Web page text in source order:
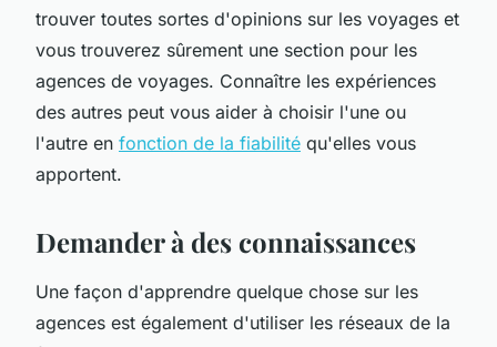
trouver toutes sortes d'opinions sur les voyages et
vous trouverez sûrement une section pour les
agences de voyages. Connaître les expériences
des autres peut vous aider à choisir l'une ou
l'autre en fonction de la fiabilité qu'elles vous
apportent.
Demander à des connaissances
Une façon d'apprendre quelque chose sur les
agences est également d'utiliser les réseaux de la